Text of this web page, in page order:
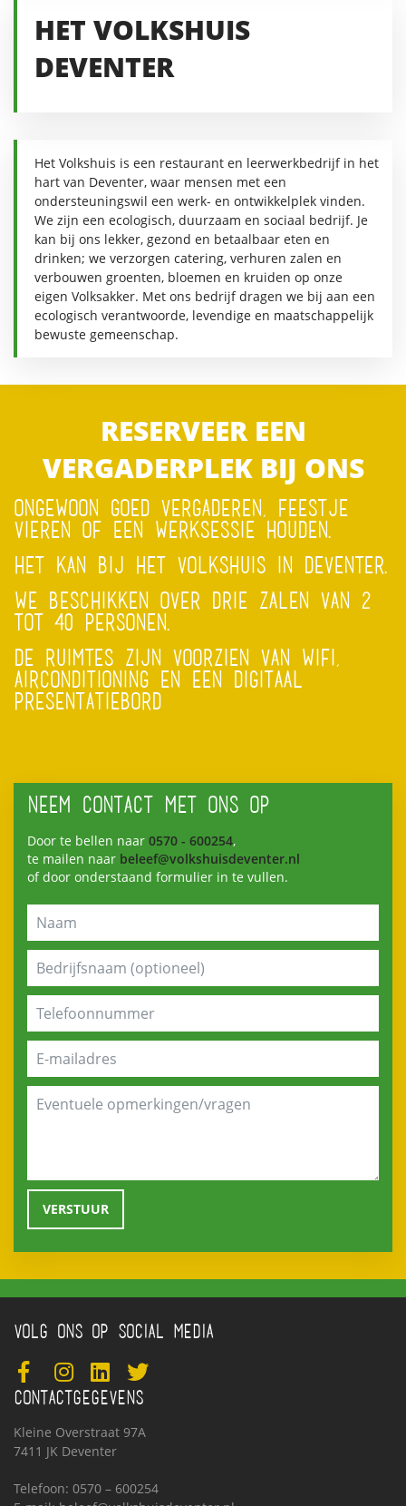
HET VOLKSHUIS
DEVENTER
Het Volkshuis is een restaurant en leerwerkbedrijf in het
hart van Deventer, waar mensen met een
ondersteuningswil een werk- en ontwikkelplek vinden.
We zijn een ecologisch, duurzaam en sociaal bedrijf. Je
kan bij ons lekker, gezond en betaalbaar eten en
drinken; we verzorgen catering, verhuren zalen en
verbouwen groenten, bloemen en kruiden op onze
eigen Volksakker. Met ons bedrijf dragen we bij aan een
ecologisch verantwoorde, levendige en maatschappelijk
bewuste gemeenschap.
RESERVEER EEN
VERGADERPLEK BIJ ONS
ONGEWOON GOED VERGADEREN, FEESTJE
VIEREN OF EEN WERKSESSIE HOUDEN.
HET KAN BIJ HET VOLKSHUIS IN DEVENTER.
WE BESCHIKKEN OVER DRIE ZALEN VAN 2
TOT 40 PERSONEN.
DE RUIMTES ZIJN VOORZIEN VAN WIFI,
AIRCONDITIONING EN EEN DIGITAAL
PRESENTATIEBORD
NEEM CONTACT MET ONS OP
Door te bellen naar 0570 - 600254,
te mailen naar beleef@volkshuisdeventer.nl
of door onderstaand formulier in te vullen.
VOLG ONS OP SOCIAL MEDIA
CONTACTGEGEVENS
Kleine Overstraat 97A
7411 JK Deventer
Telefoon: 0570 – 600254